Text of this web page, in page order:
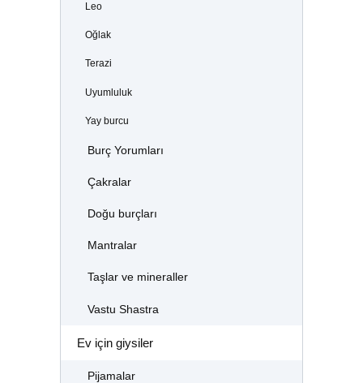
Leo
Oğlak
Terazi
Uyumluluk
Yay burcu
Burç Yorumları
Çakralar
Doğu burçları
Mantralar
Taşlar ve mineraller
Vastu Shastra
Ev için giysiler
Pijamalar